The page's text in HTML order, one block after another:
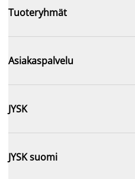
Tuoteryhmät
Asiakaspalvelu
JYSK
JYSK suomi